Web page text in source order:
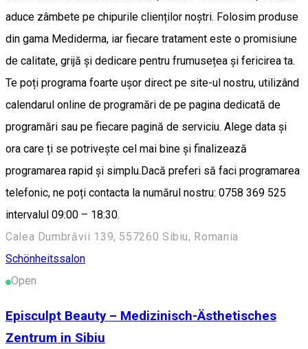
aduce zâmbete pe chipurile clienților noștri. Folosim produse
din gama Mediderma, iar fiecare tratament este o promisiune
de calitate, grijă și dedicare pentru frumusețea și fericirea ta.
Te poți programa foarte ușor direct pe site-ul nostru, utilizând
calendarul online de programări de pe pagina dedicată de
programări sau pe fiecare pagină de serviciu. Alege data și
ora care ți se potrivește cel mai bine și finalizează
programarea rapid și simplu.Dacă preferi să faci programarea
telefonic, ne poți contacta la numărul nostru: 0758 369 525
intervalul 09:00 – 18:30.
Calea Dumbrăvii 139, 557260 Sibiu, Romania
Schönheitssalon
Open
Episculpt Beauty – Medizinisch-Ästhetisches
Zentrum in Sibiu